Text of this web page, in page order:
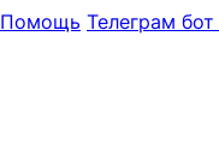
Помощь Телеграм бот